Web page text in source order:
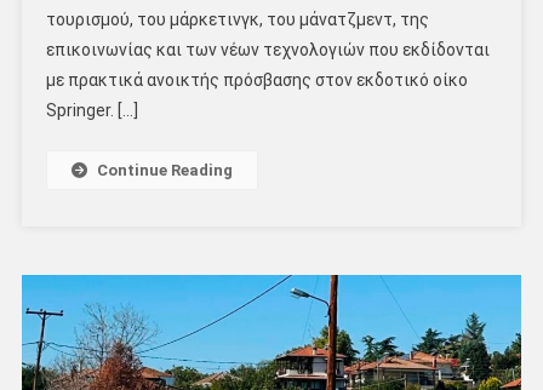
τουρισμού, του μάρκετινγκ, του μάνατζμεντ, της
επικοινωνίας και των νέων τεχνολογιών που εκδίδονται
με πρακτικά ανοικτής πρόσβασης στον εκδοτικό οίκο
Springer. […]
Continue Reading